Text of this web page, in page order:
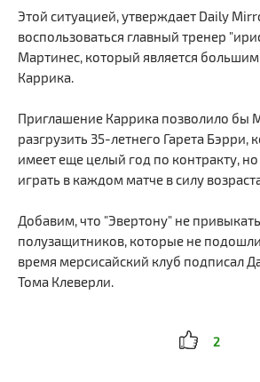
Этой ситуацией, утверждает Daily
воспользоваться главный тренер
Мартинес, который является
Каррика.
Приглашение Каррика позволило бы
разгрузить 35-летнего Гарета Бэрри,
имеет еще целый год по контракту,
играть в каждом матче в силу
Добавим, что "Эвертону" не
полузащитников, которые не
время мерсисайский клуб подписал
Тома Клеверли.
2